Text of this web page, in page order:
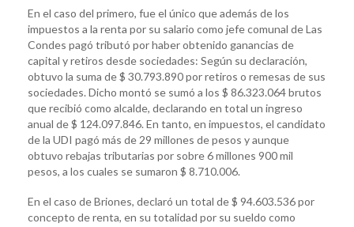
En el caso del primero, fue el único que además de los
impuestos a la renta por su salario como jefe comunal de Las
Condes pagó tributó por haber obtenido ganancias de
capital y retiros desde sociedades: Según su declaración,
obtuvo la suma de $ 30.793.890 por retiros o remesas de sus
sociedades. Dicho montó se sumó a los $ 86.323.064 brutos
que recibió como alcalde, declarando en total un ingreso
anual de $ 124.097.846. En tanto, en impuestos, el candidato
de la UDI pagó más de 29 millones de pesos y aunque
obtuvo rebajas tributarias por sobre 6 millones 900 mil
pesos, a los cuales se sumaron $ 8.710.006.
En el caso de Briones, declaró un total de $ 94.603.536 por
concepto de renta, en su totalidad por su sueldo como